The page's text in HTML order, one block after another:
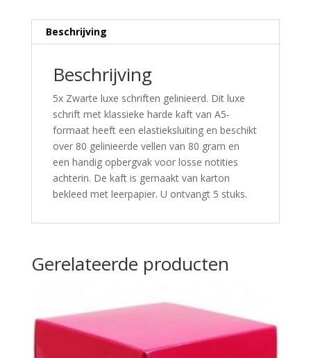
Beschrijving
Beschrijving
5x Zwarte luxe schriften gelinieerd. Dit luxe
schrift met klassieke harde kaft van A5-
formaat heeft een elastieksluiting en beschikt
over 80 gelinieerde vellen van 80 gram en
een handig opbergvak voor losse notities
achterin. De kaft is gemaakt van karton
bekleed met leerpapier. U ontvangt 5 stuks.
Gerelateerde producten